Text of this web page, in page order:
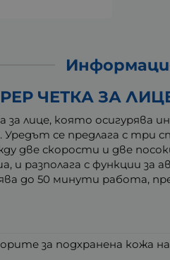
ЧЕТКА ЗА
за лице, която
се предлага с три
две скорости и две
и разполага с функции за
до 50 минути
за подхранена